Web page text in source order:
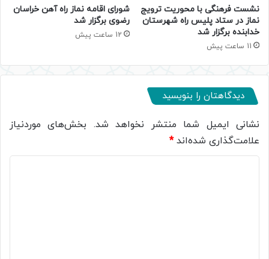
نشست فرهنگی با محوریت ترویج
نماز در ستاد پلیس راه شهرستان
خدابنده برگزار شد
11 ساعت پیش
شورای اقامه نماز راه آهن خراسان
رضوی برگزار شد
12 ساعت پیش
دیدگاهتان را بنویسید
نشانی ایمیل شما منتشر نخواهد شد. بخش‌های موردنیاز
علامت‌گذاری شده‌اند*